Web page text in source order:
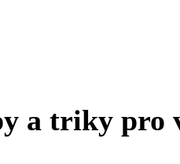
a triky pro